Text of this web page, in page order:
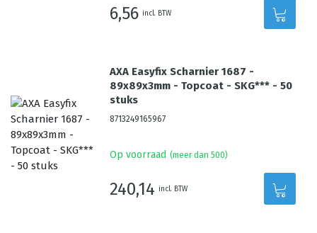
6,56 incl. BTW
AXA Easyfix Scharnier 1687 -
89x89x3mm - Topcoat - SKG*** - 50
stuks
8713249165967
Op voorraad (meer dan 500)
240,14 incl. BTW